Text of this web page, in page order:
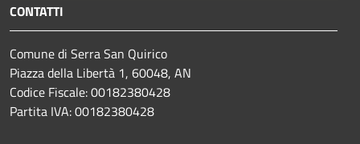
CONTATTI
Comune di Serra San Quirico
Piazza della Libertà 1, 60048, AN
Codice Fiscale: 00182380428
Partita IVA: 00182380428